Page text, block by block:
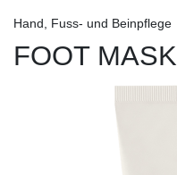
Hand, Fuss- und Beinpflege
FOOT MASK